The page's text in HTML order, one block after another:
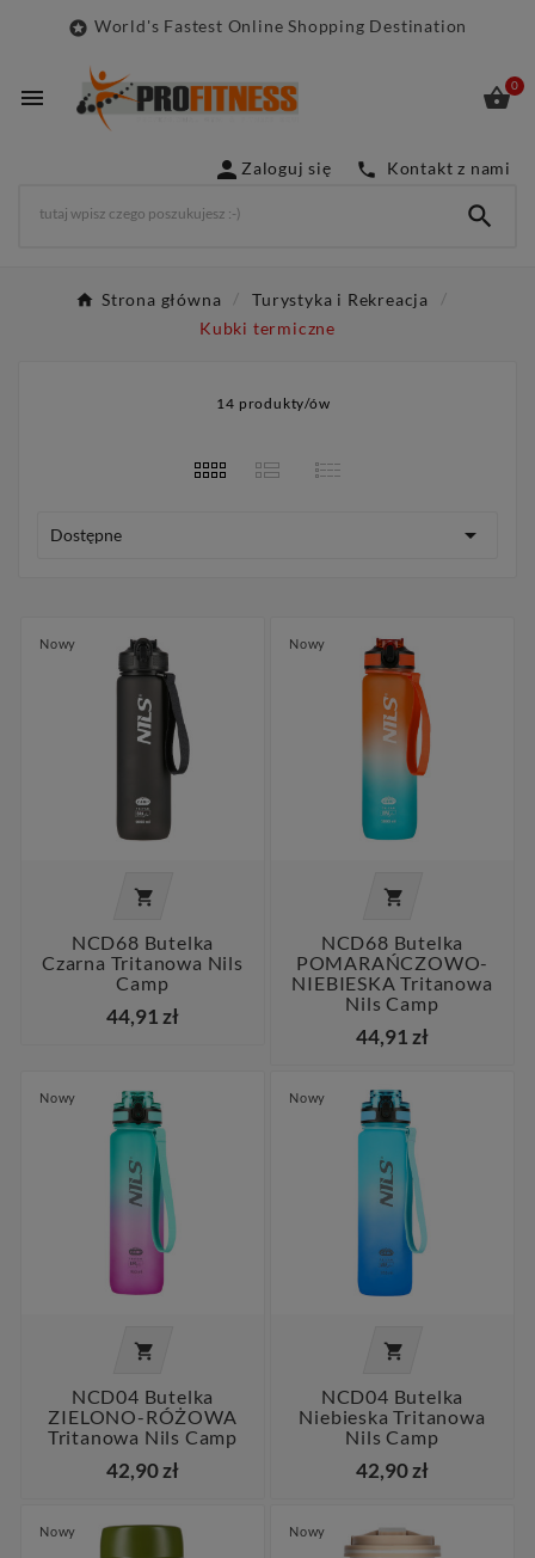
 World's Fastest Online Shopping Destination
 0
 Zaloguj się  Kontakt z nami

Strona główna
Turystyka i Rekreacja
Kubki termiczne
14 produkty/ów
Dostępne 
Nowy

NCD68 Butelka
Czarna Tritanowa Nils
Camp
44,91 zł
Nowy

NCD68 Butelka
POMARAŃCZOWO-
NIEBIESKA Tritanowa
Nils Camp
44,91 zł
Nowy

NCD04 Butelka
ZIELONO-RÓŻOWA
Tritanowa Nils Camp
42,90 zł
Nowy

NCD04 Butelka
Niebieska Tritanowa
Nils Camp
42,90 zł
Nowy Nowy